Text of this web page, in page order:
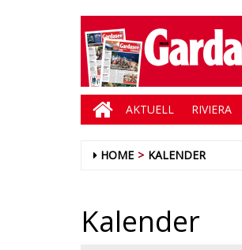
AKTUELL RIVIERA
HOME KALENDER
Kalender